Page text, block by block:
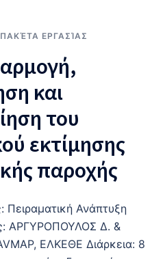
ΠΑΚΈΤΑ ΕΡΓΑΣΊΑΣ
και
του
εκτίμησης
παροχής
Πειραματική Ανάπτυξη
ΑΡΓΥΡΟΠΟΥΛΟΣ Δ. &
ΕΛΚΕΘΕ Διάρκεια: 8